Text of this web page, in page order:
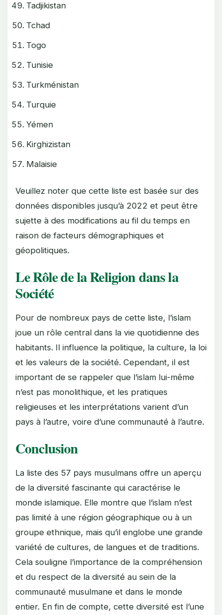
Tadjikistan
Tchad
Togo
Tunisie
Turkménistan
Turquie
Yémen
Kirghizistan
Malaisie
Veuillez noter que cette liste est basée sur des
données disponibles jusqu’à 2022 et peut être
sujette à des modifications au fil du temps en
raison de facteurs démographiques et
géopolitiques.
Le Rôle de la Religion dans la
Société
Pour de nombreux pays de cette liste, l’islam
joue un rôle central dans la vie quotidienne des
habitants. Il influence la politique, la culture, la loi
et les valeurs de la société. Cependant, il est
important de se rappeler que l’islam lui-même
n’est pas monolithique, et les pratiques
religieuses et les interprétations varient d’un
pays à l’autre, voire d’une communauté à l’autre.
Conclusion
La liste des 57 pays musulmans offre un aperçu
de la diversité fascinante qui caractérise le
monde islamique. Elle montre que l’islam n’est
pas limité à une région géographique ou à un
groupe ethnique, mais qu’il englobe une grande
variété de cultures, de langues et de traditions.
Cela souligne l’importance de la compréhension
et du respect de la diversité au sein de la
communauté musulmane et dans le monde
entier. En fin de compte, cette diversité est l’une